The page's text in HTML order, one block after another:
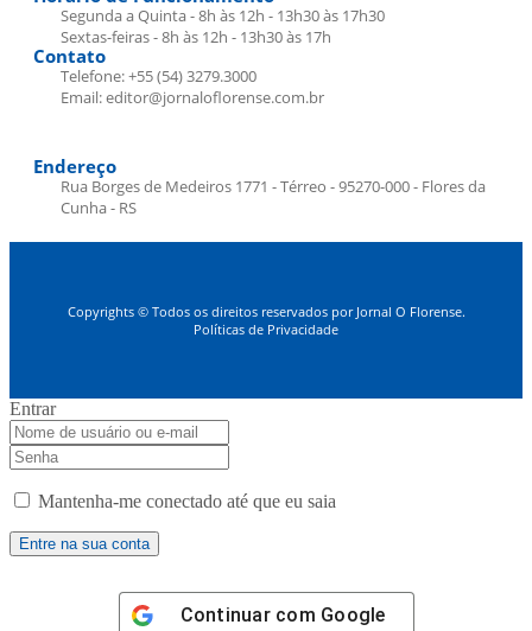
Segunda a Quinta - 8h às 12h - 13h30 às 17h30
Sextas-feiras - 8h às 12h - 13h30 às 17h
Contato
Telefone: +55 (54) 3279.3000
Email: editor@jornaloflorense.com.br
Endereço
Rua Borges de Medeiros 1771 - Térreo - 95270-000 - Flores da
Cunha - RS
Copyrights © Todos os direitos reservados por Jornal O Florense.
Políticas de Privacidade
Entrar
Mantenha-me conectado até que eu saia
Continuar com Google